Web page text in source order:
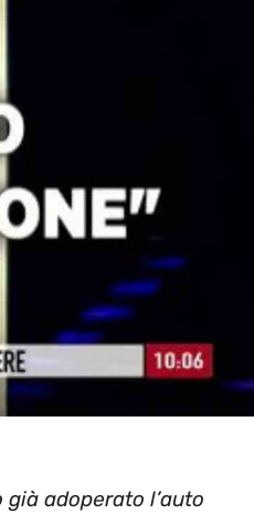
adoperato l’auto